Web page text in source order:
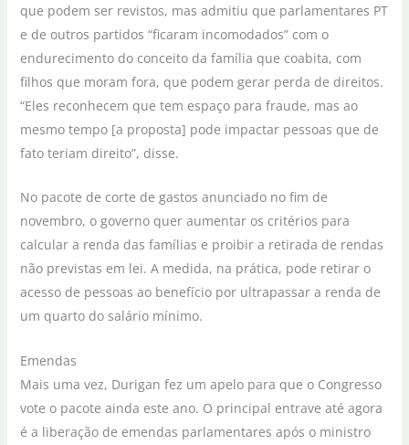
que podem ser revistos, mas admitiu que parlamentares PT
e de outros partidos “ficaram incomodados” com o
endurecimento do conceito da família que coabita, com
filhos que moram fora, que podem gerar perda de direitos.
“Eles reconhecem que tem espaço para fraude, mas ao
mesmo tempo [a proposta] pode impactar pessoas que de
fato teriam direito”, disse.
No pacote de corte de gastos anunciado no fim de
novembro, o governo quer aumentar os critérios para
calcular a renda das famílias e proibir a retirada de rendas
não previstas em lei. A medida, na prática, pode retirar o
acesso de pessoas ao benefício por ultrapassar a renda de
um quarto do salário mínimo.
Emendas
Mais uma vez, Durigan fez um apelo para que o Congresso
vote o pacote ainda este ano. O principal entrave até agora
é a liberação de emendas parlamentares após o ministro